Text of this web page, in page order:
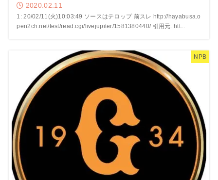
2020.02.11
1: 20/02/11(火)10:03:49 ソースはテロップ 前スレ http://hayabusa.o
pen2ch.net/test/read.cgi/livejupiter/1581380440/ 引用元: htt...
NPB